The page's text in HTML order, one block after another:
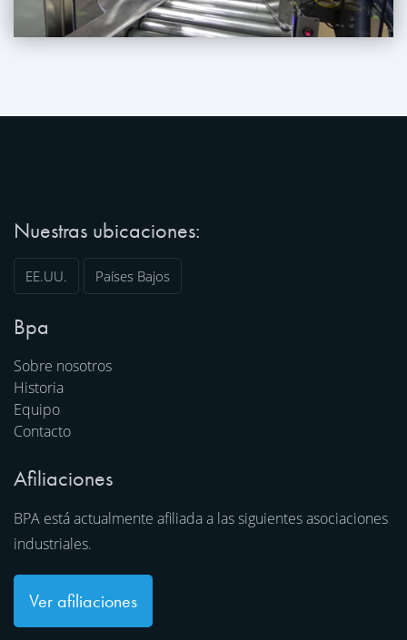
Nuestras ubicaciones:
EE.UU. Países Bajos
Bpa
Sobre nosotros
Historia
Equipo
Contacto
Afiliaciones
BPA está actualmente afiliada a las siguientes asociaciones
industriales.
Ver afiliaciones